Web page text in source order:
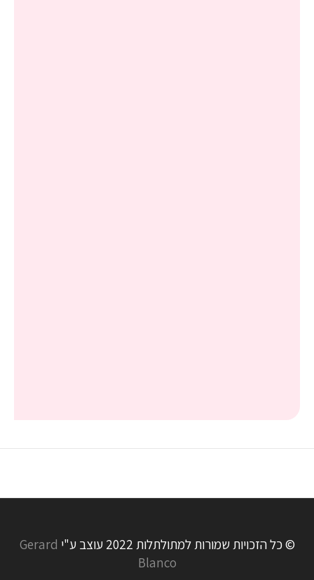
© כל הזכויות שמורות למתולתלות 2022 עוצב ע"י
Gerard
Blanco